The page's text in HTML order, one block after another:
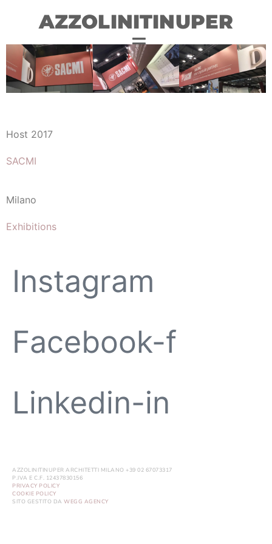
AZZOLINITINUPER
Host 2017
SACMI
Milano
Exhibitions
Instagram
Facebook-f
Linkedin-in
AZZOLINITINUPER ARCHITETTI MILANO +39 02 67073317
P.IVA E C.F. 12437830156
PRIVACY POLICY
COOKIE POLICY
SITO GESTITO DA WEGG AGENCY